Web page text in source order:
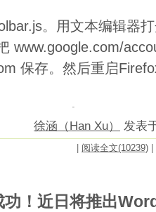
。用文本编辑器
www.google.com/
保存。然后重启
徐涵（Han Xu） 发表
阅读全文(10239)
功！近日将推出